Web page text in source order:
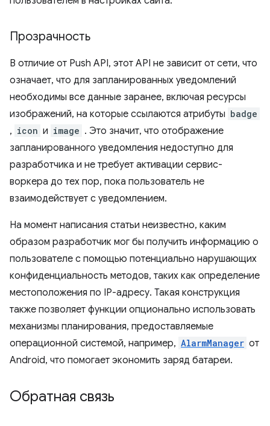
Прозрачность
В отличие от Push API, этот API не зависит от сети, что
означает, что для запланированных уведомлений
необходимы все данные заранее, включая ресурсы
изображений, на которые ссылаются атрибуты badge
, icon и image . Это значит, что отображение
запланированного уведомления недоступно для
разработчика и не требует активации сервис-
воркера до тех пор, пока пользователь не
взаимодействует с уведомлением.
На момент написания статьи неизвестно, каким
образом разработчик мог бы получить информацию о
пользователе с помощью потенциально нарушающих
конфиденциальность методов, таких как определение
местоположения по IP-адресу. Такая конструкция
также позволяет функции опционально использовать
механизмы планирования, предоставляемые
операционной системой, например, AlarmManager от
Android, что помогает экономить заряд батареи.
Обратная связь